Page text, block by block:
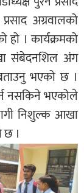
अग्रवालको
। कार्यक्रमको
संबेदनशिल अंग
भएको छ ।
नसकिने भएकोले
निशुल्क आखा
छ ।